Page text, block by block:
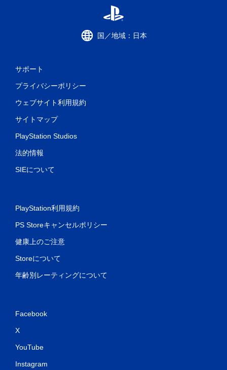
国／地域：日本
サポート
プライバシーポリシー
ウェブサイト利用規約
サイトマップ
PlayStation Studios
法的情報
SIEについて
PlayStation利用規約
PS Storeキャンセルポリシー
健康上のご注意
Storeについて
年齢別レーティングについて
Facebook
X
YouTube
Instagram